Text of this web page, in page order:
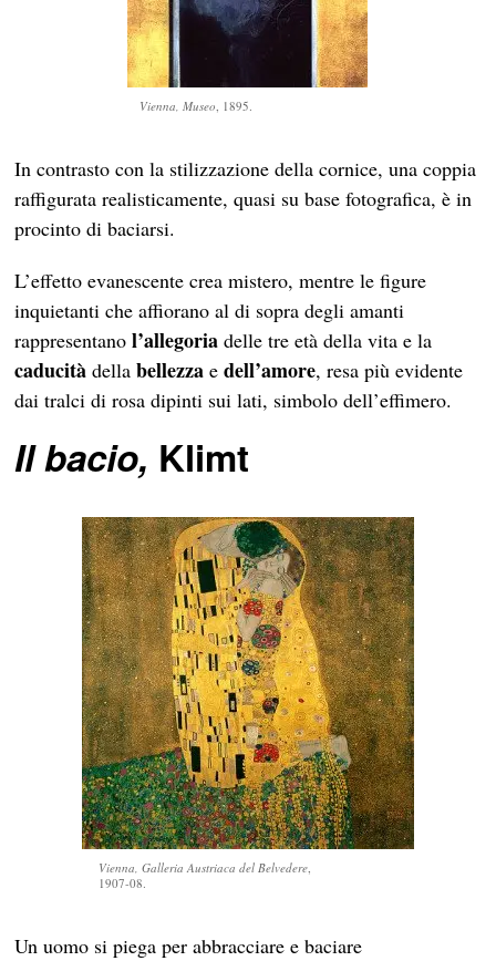
Vienna, Museo, 1895.
In contrasto con la stilizzazione della cornice, una coppia
raffigurata realisticamente, quasi su base fotografica, è in
procinto di baciarsi.
L’effetto evanescente crea mistero, mentre le figure
inquietanti che affiorano al di sopra degli amanti
rappresentanol’allegoria delle tre età della vita e la
caducità dellabellezza edell’amore, resa più evidente
dai tralci di rosa dipinti sui lati, simbolo dell’effimero.
Il bacio, Klimt
Vienna, Galleria Austriaca del Belvedere,
1907-08.
Un uomo si piega per abbracciare e baciare